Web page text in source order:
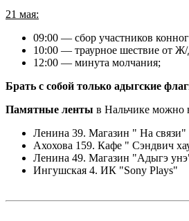
21 мая:
09:00 — сбор участников
10:00 — траурное шествие от
12:00 — минута молчания;
Брать с собой только адыгские
Памятные ленты в Нальчике можно
Ленина 39. Магазин " На связи"
Ахохова 159. Кафе " Сэндвич
Ленина 49. Магазин "Адыгэ
Ингушская 4. ИК "Sony Plays"